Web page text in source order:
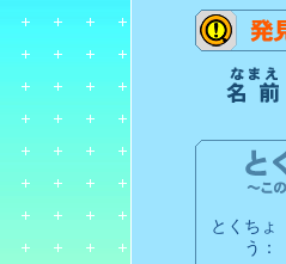
とくちょ
う：